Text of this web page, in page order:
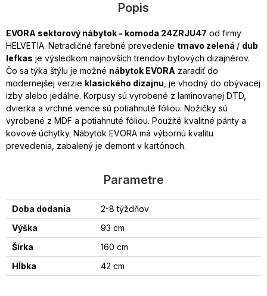
Popis
EVORA sektorový nábytok - komoda 24ZRJU47 od firmy
HELVETIA. Netradičné farebné prevedenie tmavo zelená / dub
lefkas je výsledkom najnovších trendov bytových dizajnérov.
Čo sa týka štýlu je možné nábytok EVORA zaradiť do
modernejšej verzie klasického dizajnu , je vhodný do obývacej
izby alebo jedálne. Korpusy sú vyrobené z laminovanej DTD,
dvierka a vrchné vence sú potiahnuté fóliou. Nožičky sú
vyrobené z MDF a potiahnuté fóliou. Použité kvalitné pánty a
kovové úchytky. Nábytok EVORA má výbornú kvalitu
prevedenia, zabalený je demont v kartónoch.
Parametre
Doba dodania
2-8 týždňov
Výška
93 cm
Šírka
160 cm
Hĺbka
42 cm